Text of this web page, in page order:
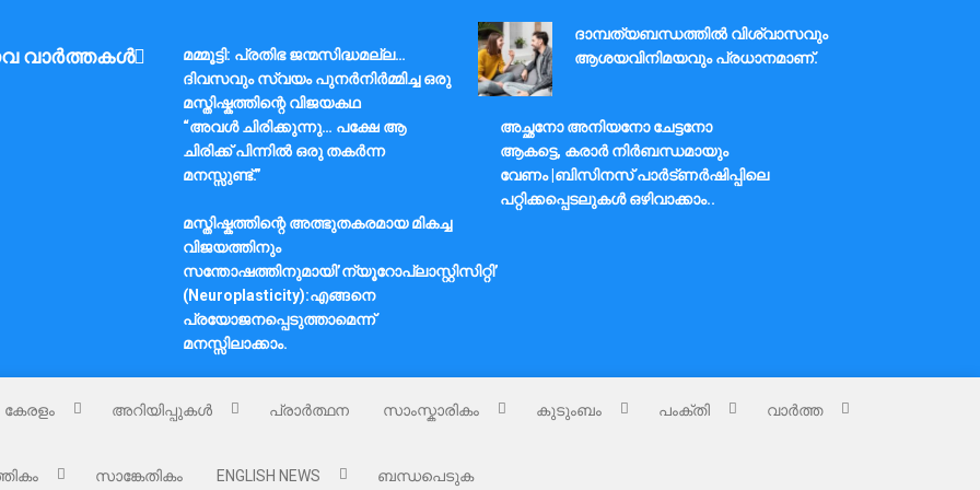
വാർത്തകൾ
മമ്മൂട്ടി: പ്രതിഭ ജന്മസിദ്ധമല്ല…
ദിവസവും സ്വയം പുനർനിർമ്മിച്ച ഒരു
മസ്തിഷ്കത്തിന്റെ വിജയകഥ
ദാമ്പത്യബന്ധത്തിൽ വിശ്വാസവും
ആശയവിനിമയവും പ്രധാനമാണ്.
“അവൾ ചിരിക്കുന്നു… പക്ഷേ ആ
ചിരിക്ക് പിന്നിൽ ഒരു തകർന്ന
മനസ്സുണ്ട്.”
അച്ഛനോ അനിയനോ ചേട്ടനോ
ആകട്ടെ, കരാർ നിർബന്ധമായും
വേണം |ബിസിനസ് പാർട്ണർഷിപ്പിലെ
പറ്റിക്കപ്പെടലുകൾ ഒഴിവാക്കാം..
മസ്തിഷ്കത്തിന്റെ അത്ഭുതകരമായ മികച്ച
വിജയത്തിനും
സന്തോഷത്തിനുമായി’ന്യൂറോപ്ലാസ്റ്റിസിറ്റി’
(Neuroplasticity):എങ്ങനെ
പ്രയോജനപ്പെടുത്താമെന്ന്
മനസ്സിലാക്കാം.
കേരളം അറിയിപ്പുകൾ പ്രാർത്ഥന സാംസ്കാരികം കുടുംബം പംക്തി വാർത്ത
സാങ്കേതികം ENGLISH NEWS ബന്ധപെടുക